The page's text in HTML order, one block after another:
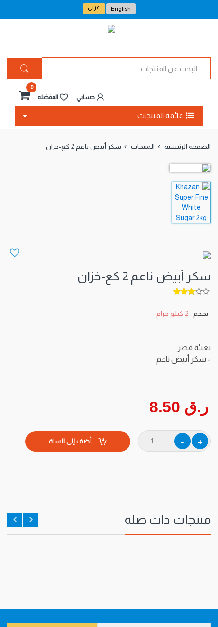
English عربى
ب
ل
ن
ج
ت
0
المفضله حسابي
قائمة المنتجات
الصفحة الرئيسية المنتجات سكر أبيض ناعم 2 كغ-خزان
سكر أبيض ناعم 2 كغ-خزان
بحجم : 2 كيلو جرام
تعبئة قطر
- سكر أبيض ناعم
ر.ق 8.50
منتجات ذات صله